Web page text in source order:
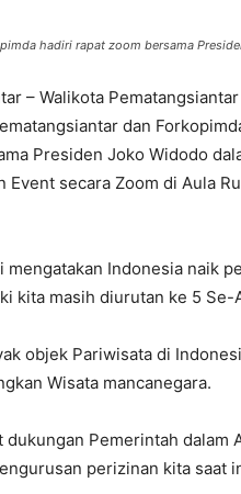
hadiri rapat zoom bersama
– Walikota
dan
Presiden Joko Widodo
secara Zoom di Aula
mengatakan Indonesia naik
kita masih diurutan ke 5 Se-
objek Pariwisata di
Wisata mancanegara.
Pemerintah dalam
perizinan kita saat